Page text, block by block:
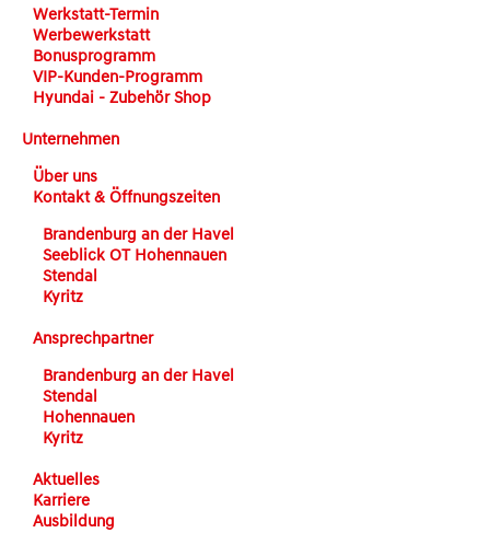
Werkstatt-Termin
Werbewerkstatt
Bonusprogramm
VIP-Kunden-Programm
Hyundai - Zubehör Shop
Unternehmen
Über uns
Kontakt & Öffnungszeiten
Brandenburg an der Havel
Seeblick OT Hohennauen
Stendal
Kyritz
Ansprechpartner
Brandenburg an der Havel
Stendal
Hohennauen
Kyritz
Aktuelles
Karriere
Ausbildung